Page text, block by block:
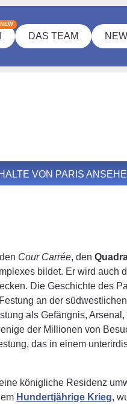
NEW
DAS TEAM
VON PARIS
Cour Carrée, den
bildet. Er wird auch
Die Geschichte des
an der
als Gefängnis,
der Millionen von
das in einem
königliche Residenz
Hundertjährige Krieg,